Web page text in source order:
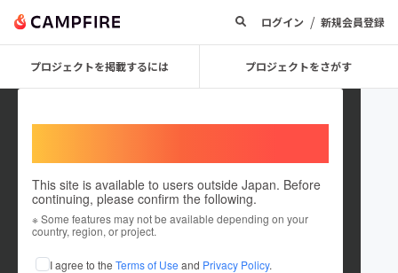
ログイン / 新規会員登録
プロジェクトを掲載するには プロジェクトをさがす
This site is available to users outside Japan. Before
continuing, please confirm the following.
※ Some features may not be available depending on your
country, region, or project.
I agree to the Terms of Use and Privacy Policy.
tana2116